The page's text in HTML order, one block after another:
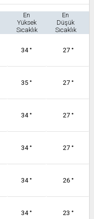
En
Yüksek
Sıcaklık
En
Düşük
Sıcaklık
34 ° 27 °
35 ° 27 °
34 ° 27 °
34 ° 27 °
34 ° 26 °
34 ° 23 °